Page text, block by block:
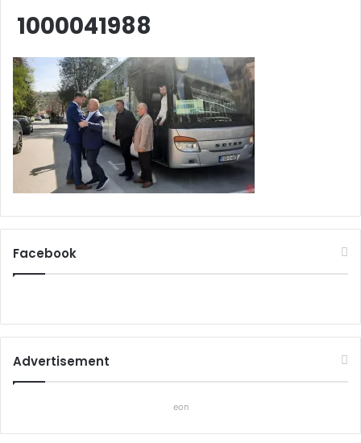
1000041988
Facebook
Advertisement
eon